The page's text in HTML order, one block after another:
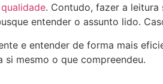
. Contudo, fazer a leitura
entender o assunto lido.
e entender de forma mais
mesmo o que compreendeu.